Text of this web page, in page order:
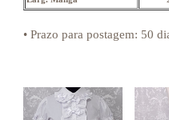
• Prazo para postagem: 50